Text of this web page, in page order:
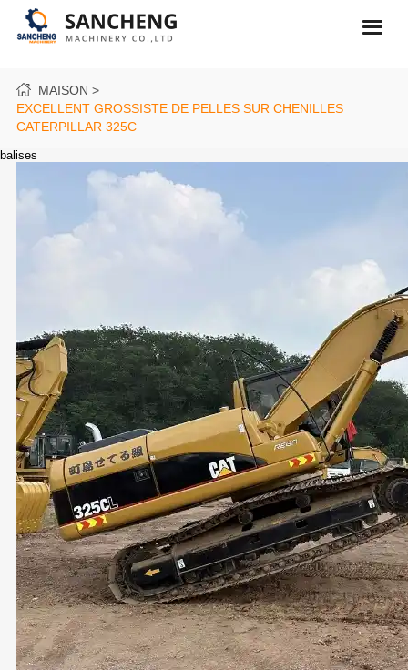
MAISON
EXCELLENT GROSSISTE DE PELLES SUR CHENILLES
CATERPILLAR 325C
balises